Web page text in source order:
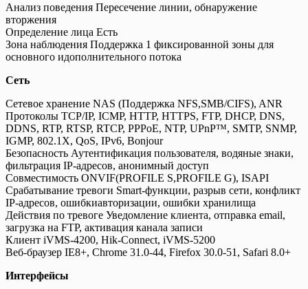
Анализ поведения Пересечение линии, обнаружение
вторжения
Определение лица Есть
Зона наблюдения Поддержка 1 фиксированной зоны для
основного идополнительного потока
Сеть
Сетевое хранение NAS (Поддержка NFS,SMB/CIFS), ANR
Протоколы TCP/IP, ICMP, HTTP, HTTPS, FTP, DHCP, DNS,
DDNS, RTP, RTSP, RTCP, PPPoE, NTP, UPnP™, SMTP, SNMP,
IGMP, 802.1X, QoS, IPv6, Bonjour
Безопасность Аутентификация пользователя, водяные знаки,
фильтрация IP-адресов, анонимный доступ
Совместимость ONVIF(PROFILE S,PROFILE G), ISAPI
Срабатывание тревоги Smart-функции, разрыв сети, конфликт
IP-адресов, ошибкиавторизации, ошибки хранилища
Действия по тревоге Уведомление клиента, отправка email,
загрузка на FTP, активация канала записи
Клиент iVMS-4200, Hik-Connect, iVMS-5200
Веб-браузер IE8+, Chrome 31.0-44, Firefox 30.0-51, Safari 8.0+
Интерфейсы